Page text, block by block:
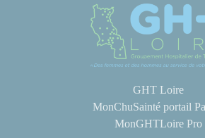
GHT Loire
MonChuSainté portail
MonGHTLoire Pro